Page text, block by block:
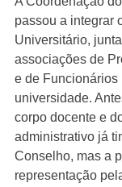
passou a integrar
Universitário,
associações de
e de Funcionários
universidade.
corpo docente e
administrativo já
Conselho, mas a
representação